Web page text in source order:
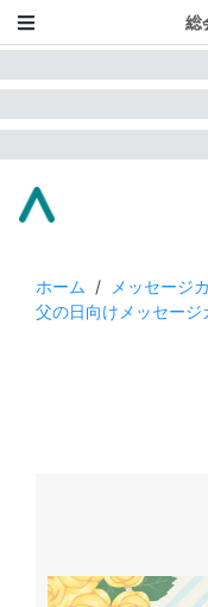
総
ホーム / メッセージ
父の日向けメッセージ